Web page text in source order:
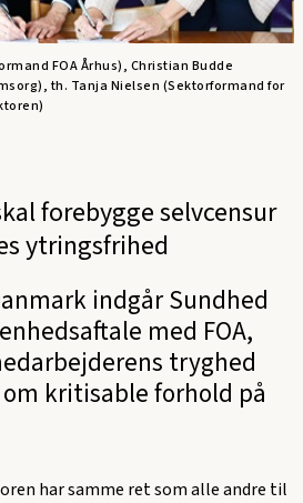
FOA Århus), Christian Budde
th. Tanja Nielsen (Sektorformand for
forebygge selvcensur
ytringsfrihed
indgår Sundhed
med FOA,
tryghed
kritisable forhold på
har samme ret som alle andre til